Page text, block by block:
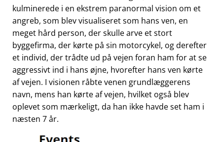
kulminerede i en ekstrem paranormal vision om et
angreb, som blev visualiseret som hans ven, en
meget hård person, der skulle arve et stort
byggefirma, der kørte på sin motorcykel, og derefter
et individ, der trådte ud på vejen foran ham for at se
aggressivt ind i hans øjne, hvorefter hans ven kørte
af vejen. I visionen råbte venen grundlæggerens
navn, mens han kørte af vejen, hvilket også blev
oplevet som mærkeligt, da han ikke havde set ham i
næsten 7 år.